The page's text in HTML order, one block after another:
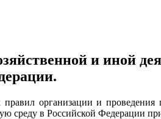
и иной
организации и проведения
среду в Российской Федерации